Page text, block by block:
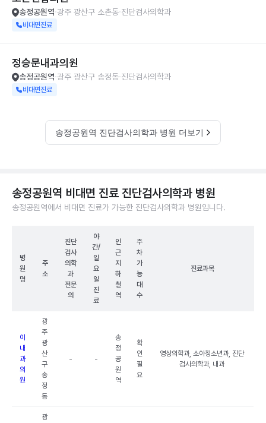
송정공원역 광주 광산구 소촌동 진단검사의학과
비대면진료
정승문내과의원
송정공원역 광주 광산구 송정동 진단검사의학과
비대면진료
송정공원역 진단검사의학과 병원 더보기
송정공원역 비대면 진료 진단검사의학과 병원
송정공원역에서 비대면 진료가 가능한 진단검사의학과 병원입니다.
병
원
명
주
소
진단
검사
의학
과
전문
의
야
간/
일
요
일
진
료
인
근
지
하
철
역
주
차
가
능
대
수
진료과목
이
내
과
의
원
광
주
광
산
구
송
정
동
- -
송
정
공
원
역
확
인
필
요
영상의학과, 소아청소년과, 진단
검사의학과, 내과
광